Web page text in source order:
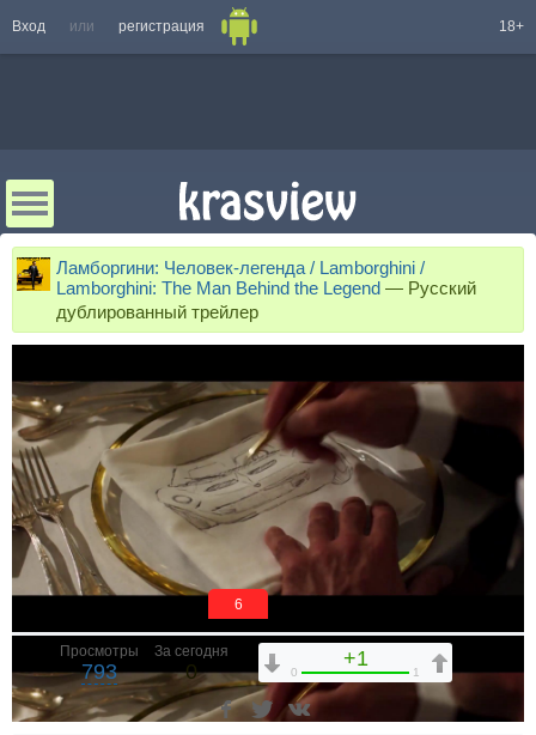
Вход или регистрация 18+
Ламборгини: Человек-легенда / Lamborghini /
Lamborghini: The Man Behind the Legend — Русский
дублированный трейлер
5
Просмотры
793
За сегодня
0
+1
0 1